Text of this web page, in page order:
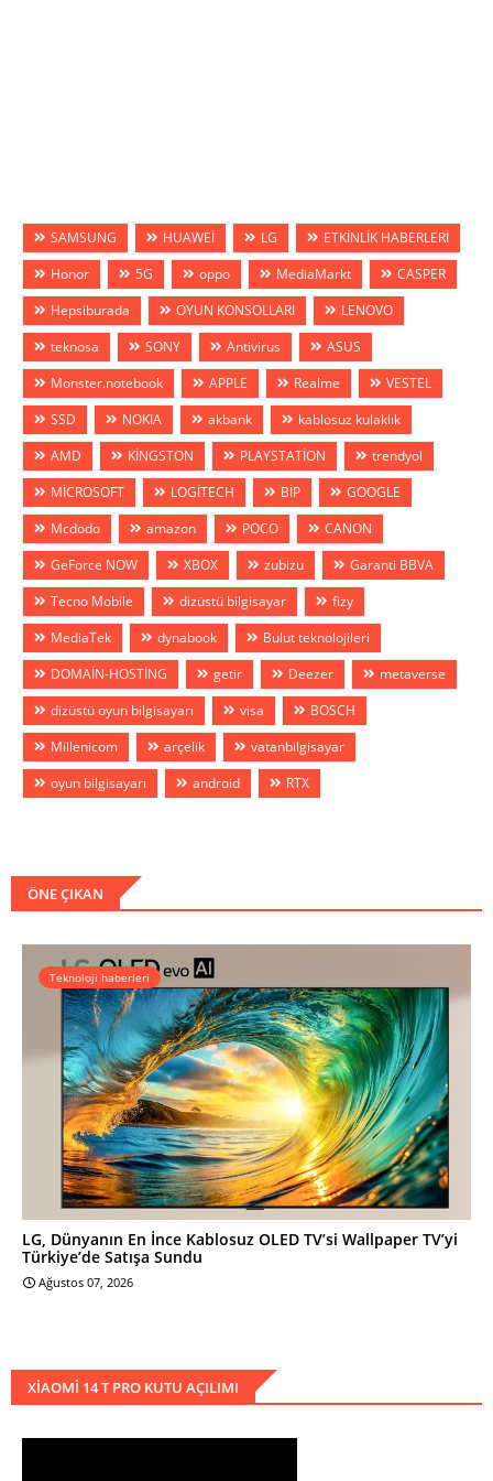
SAMSUNG HUAWEİ LG
ETKİNLİK HABERLERİ
Honor
5G oppo MediaMarkt
CASPER
Hepsiburada
OYUN KONSOLLARI
LENOVO
teknosa
SONY Antivirus
ASUS
Monster.notebook
APPLE Realme
VESTEL
SSD
NOKIA akbank
kablosuz kulaklık
AMD
KİNGSTON PLAYSTATİON
trendyol
MİCROSOFT
LOGİTECH BİP
GOOGLE
Mcdodo
amazon POCO
CANON
GeForce NOW
XBOX zubizu
Garanti BBVA
Tecno Mobile
dizüstü bilgisayar
fizy
MediaTek
dynabook
Bulut teknolojileri
DOMAİN-HOSTİNG
getir Deezer
metaverse
dizüstü oyun bilgisayarı
visa
BOSCH
Millenicom
arçelik
vatanbilgisayar
oyun bilgisayarı
android RTX
ÖNE ÇIKAN
Teknoloji haberleri
LG, Dünyanın En İnce Kablosuz OLED TV’si Wallpaper TV’yi
Türkiye’de Satışa Sundu
Ağustos 07, 2026
XIAOMI 14 T PRO KUTU AÇILIMI